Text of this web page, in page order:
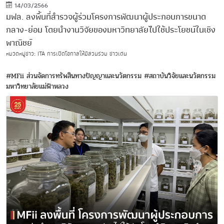
14/03/2566
มฟล. ลงพื้นที่สำรวจผู้ร่วมโครงการพัฒนาผู้ประกอบการขนาด
กลาง-ย่อม โดยนำงานวิจัยของมหาวิทยาลัยไปใช้ประโยชน์ในเชิง
พาณิชย์
หมวดหมู่ข่าว: ITA การเปิดโอกาสให้มีส่วนร่วม ข่าวเด่น
#MFii ส่วนจัดการทรัพสินทางปัญญาและนวัตกรรม #สถาบันวิจัยและนวัตกรรม
มหาวิทยาลัยแม่ฟ้าหลวง